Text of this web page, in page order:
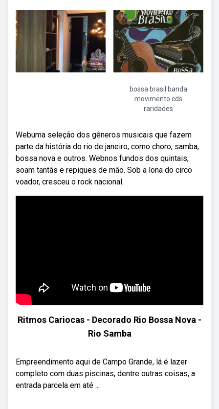
bossa brasil banda
movimento cds
raridades
Webuma seleção dos gêneros musicais que fazem
parte da história do rio de janeiro, como choro, samba,
bossa nova e outros. Webnos fundos dos quintais,
soam tantãs e repiques de mão. Sob a lona do circo
voador, cresceu o rock nacional.
Ritmos Cariocas - Decorado Rio Bossa Nova -
Rio Samba
Empreendimento aqui de Campo Grande, lá é lazer
completo com duas piscinas, dentre outras coisas, a
entrada parcela em até ...